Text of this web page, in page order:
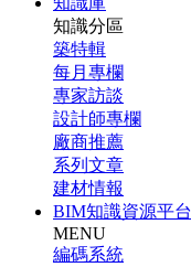
知識分區
築特輯
每月專欄
專家訪談
設計師專欄
廠商推薦
系列文章
建材情報
BIM知識資源平台
MENU
編碼系統